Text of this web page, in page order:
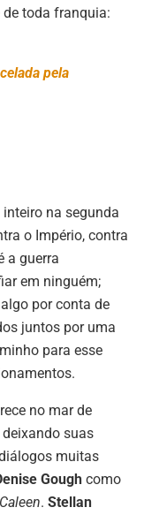
de toda franquia:
pela
na segunda
o Império, contra
a guerra
em ninguém;
por conta de
juntos por uma
para esse
no mar de
suas
muitas
Gough como
. Stellan